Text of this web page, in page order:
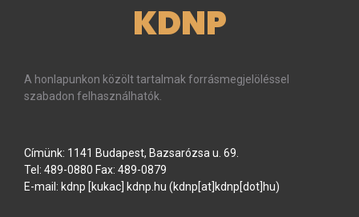
KDNP
A honlapunkon közölt tartalmak forrásmegjelöléssel
szabadon felhasználhatók.
Címünk: 1141 Budapest, Bazsarózsa u. 69.
Tel: 489-0880 Fax: 489-0879
E-mail: kdnp [kukac] kdnp.hu (kdnp[at]kdnp[dot]hu)